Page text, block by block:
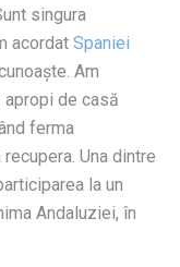
singura
acordat Spaniei
Am
de casă
ferma
Una dintre
la un
Andaluziei, în